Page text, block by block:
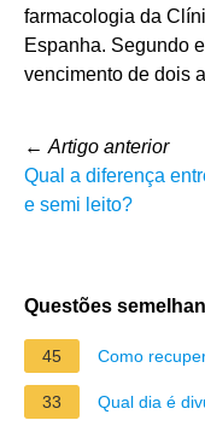
farmacologia da
Espanha. Segundo
vencimento de dois
← Artigo anterior
Qual a diferença
e semi leito?
Questões
45 Como
33 Qual dia é